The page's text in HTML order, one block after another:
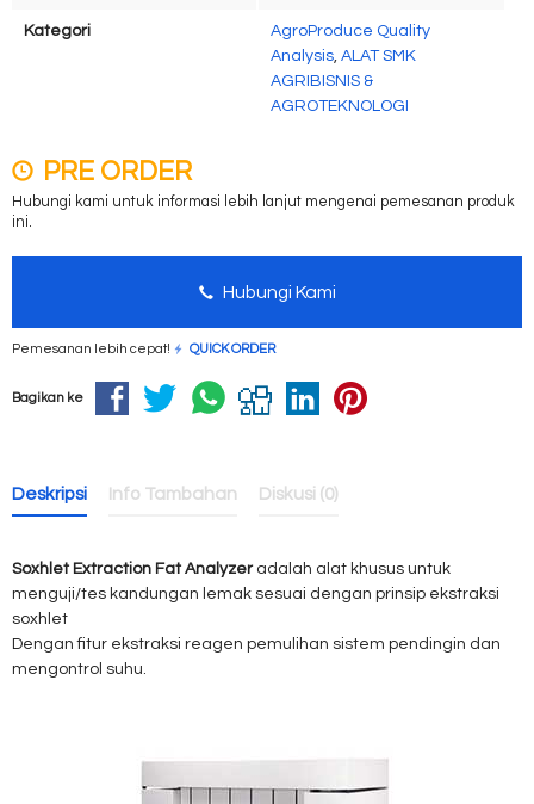
Kategori
AgroProduce Quality
Analysis, ALAT SMK
AGRIBISNIS &
AGROTEKNOLOGI
PRE ORDER
Hubungi kami untuk informasi lebih lanjut mengenai pemesanan produk
ini.
Hubungi Kami
Pemesanan lebih cepat! QUICK ORDER
Bagikan ke
Deskripsi Info Tambahan Diskusi (0)
Soxhlet Extraction Fat Analyzeradalah alat khusus untuk
menguji/tes kandungan lemak sesuai dengan prinsip ekstraksi
soxhlet
Dengan fitur ekstraksi reagen pemulihan sistem pendingin dan
mengontrol suhu.